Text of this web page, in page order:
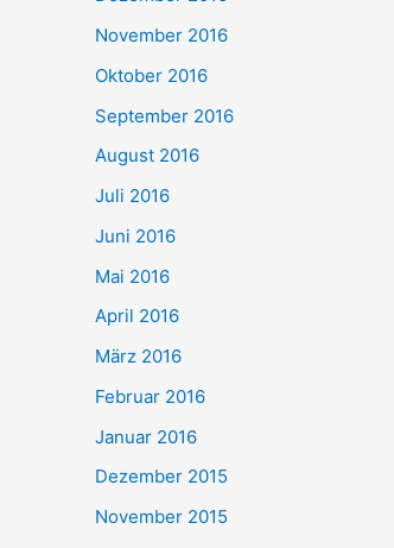
November 2016
Oktober 2016
September 2016
August 2016
Juli 2016
Juni 2016
Mai 2016
April 2016
März 2016
Februar 2016
Januar 2016
Dezember 2015
November 2015